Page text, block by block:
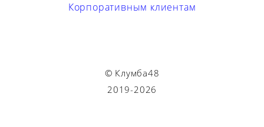
Корпоративным клиентам
© Клумба48
2019-2026